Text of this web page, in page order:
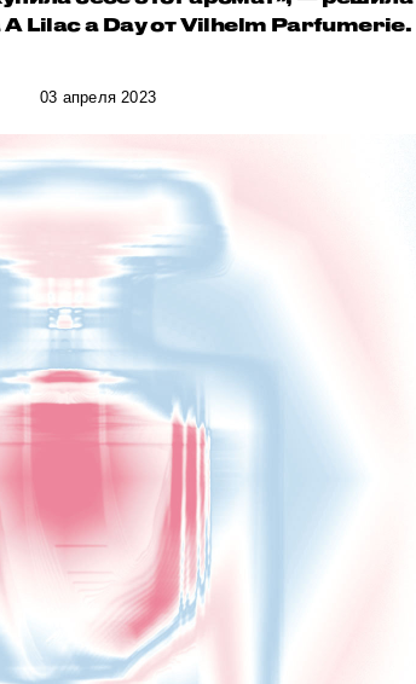
Lilac a Day от Vilhelm Parfumerie.
03 апреля 2023